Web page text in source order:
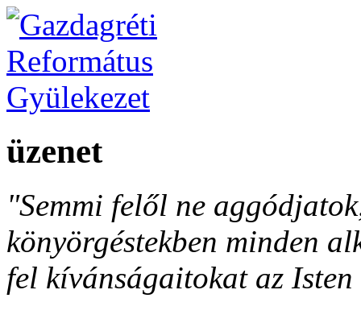
üzenet
"Semmi felől ne
könyörgéstekben minden
fel kívánságaitokat az